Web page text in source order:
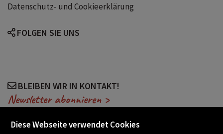
Datenschutz- und Cookieerklärung
FOLGEN SIE UNS
BLEIBEN WIR IN KONTAKT!
Newsletter abonnieren >
Diese Webseite verwendet Cookies